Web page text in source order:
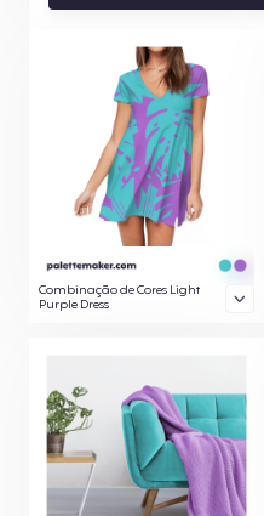
Combinação de Cores Light
Purple Dress